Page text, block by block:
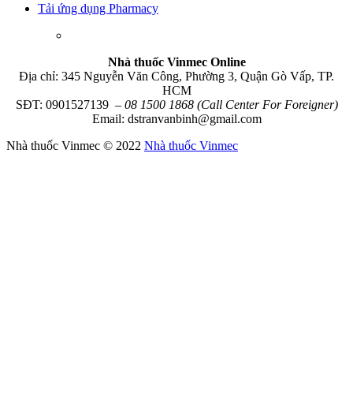
Tải ứng dụng Pharmacy
Nhà thuốc Vinmec Online
Địa chỉ: 345 Nguyễn Văn Công, Phường 3, Quận Gò Vấp, TP.
HCM
SĐT: 0901527139 – 08 1500 1868 (Call Center For Foreigner)
Email: dstranvanbinh@gmail.com
Nhà thuốc Vinmec © 2022 Nhà thuốc Vinmec